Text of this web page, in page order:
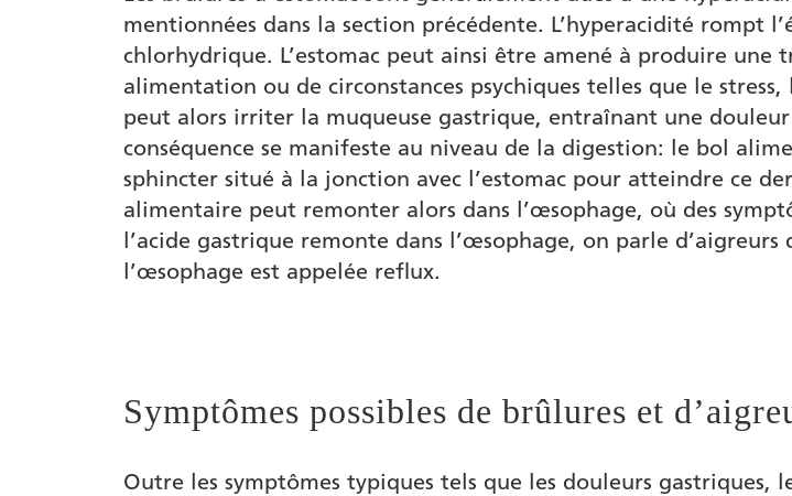
mentionnées dans la section précédente. L’hyperacidité rompt
chlorhydrique. L’estomac peut ainsi être amené à produire une
alimentation ou de circonstances psychiques telles que le
peut alors irriter la muqueuse gastrique, entraînant une
conséquence se manifeste au niveau de la digestion: le bol
sphincter situé à la jonction avec l’estomac pour atteindre ce
alimentaire peut remonter alors dans l’œsophage, où des
l’acide gastrique remonte dans l’œsophage, on parle d’aigreurs
l’œsophage est appelée reflux.
Symptômes possibles de brûlures et
Outre les symptômes typiques tels que les douleurs gastriques,